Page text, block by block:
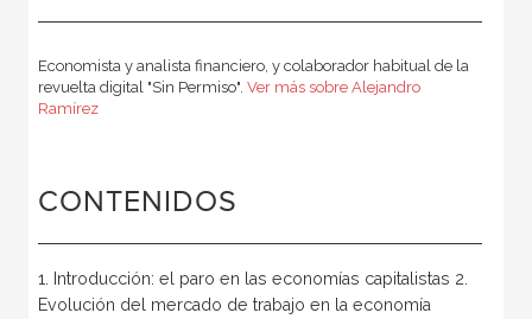
Economista y analista financiero, y colaborador habitual de la
revuelta digital "Sin Permiso". Ver más sobre Alejandro
Ramírez
CONTENIDOS
1. Introducción: el paro en las economías capitalistas 2.
Evolución del mercado de trabajo en la economía